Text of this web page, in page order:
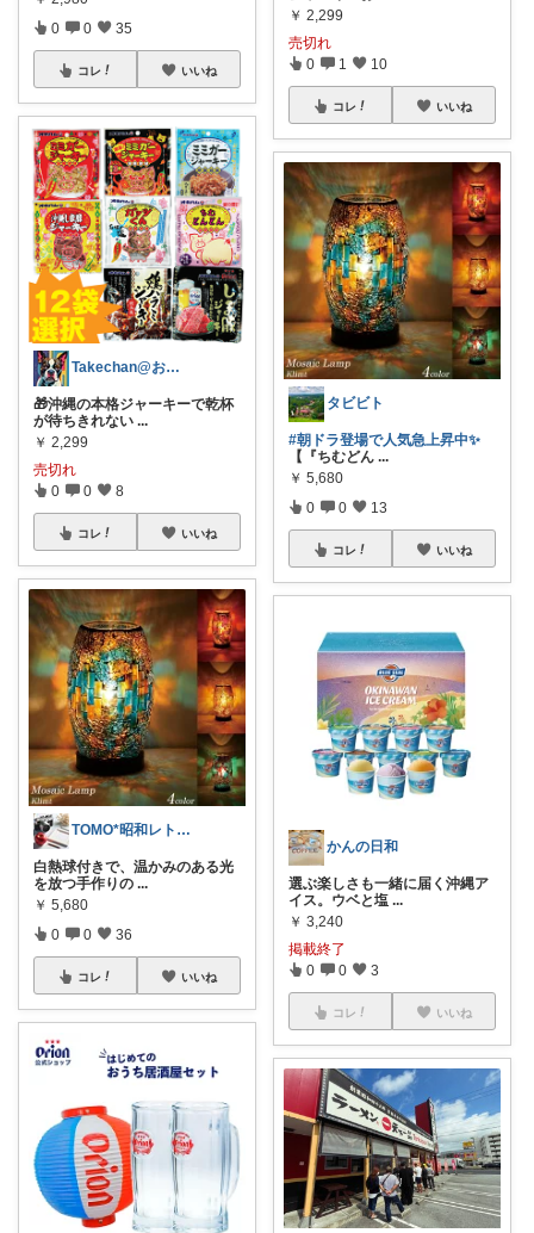
0 0 35
コレ いいね
Takechan@お酒と暮らしのセレクト
🎁沖縄の本格ジャーキーで乾杯
が待ちきれない ...
￥ 2,299
売切れ
0 0 8
コレ いいね
TOMO*昭和レトロ 📷🍎
白熱球付きで、温かみのある光
を放つ手作りの ...
￥ 5,680
0 0 36
コレ いいね
￥ 2,299
売切れ
0 1 10
コレ いいね
タビビト
#朝ドラ登場で人気急上昇中✨
【『ちむどん ...
￥ 5,680
0 0 13
コレ いいね
かんの日和
選ぶ楽しさも一緒に届く沖縄ア
イス。ウベと塩 ...
￥ 3,240
掲載終了
0 0 3
コレ いいね